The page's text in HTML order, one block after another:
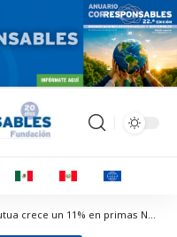
Corresponsables > Noticias > El Grupo Mutua crece un 11% en primas No Vida en el primer semestre